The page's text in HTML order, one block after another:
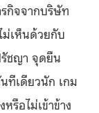
กิจจากบริษัท
ม่เห็นด้วยกับ
ชญา จุดยืน
ทีเดียวนัก เกม
รือไม่เข้าข้าง